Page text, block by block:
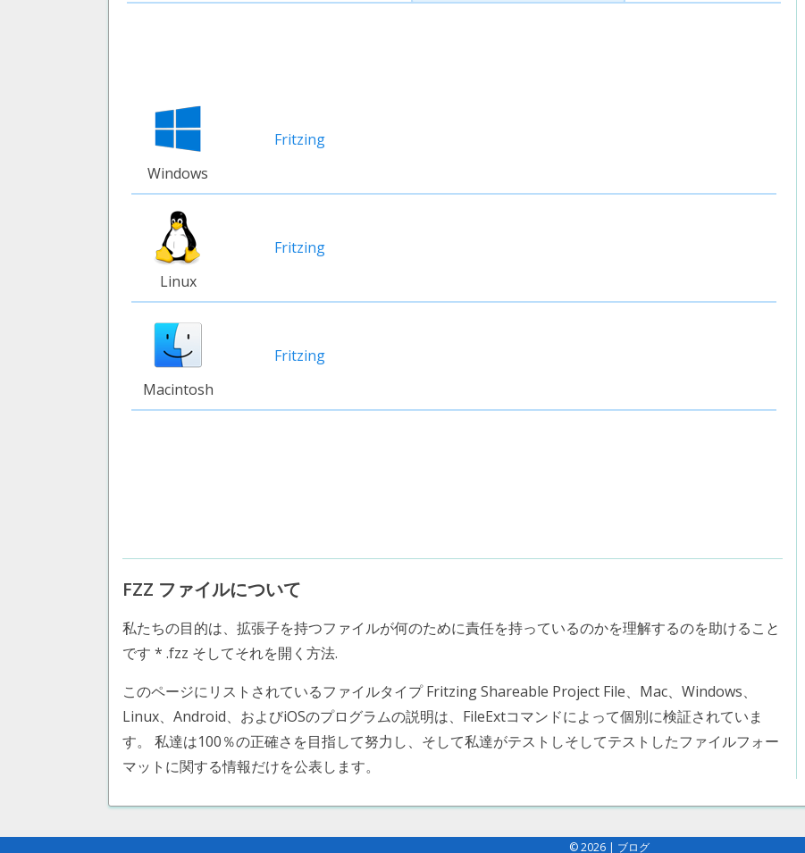
Windows
Fritzing
Linux
Fritzing
Macintosh
Fritzing
FZZ ファイルについて
私たちの目的は、拡張子を持つファイルが何のために責任を持っているのかを理解するのを助けること
です * .fzz そしてそれを開く方法.
このページにリストされているファイルタイプ Fritzing Shareable Project File、Mac、Windows、
Linux、Android、およびiOSのプログラムの説明は、FileExtコマンドによって個別に検証されていま
す。 私達は100％の正確さを目指して努力し、そして私達がテストしそしてテストしたファイルフォー
マットに関する情報だけを公表します。
© 2026 | ブログ